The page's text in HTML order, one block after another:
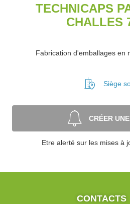
TECHNICAPS
CHALLES
Fabrication d'emballages en
Siège
CRÉER
Etre alerté sur les mises à
CONTACTS